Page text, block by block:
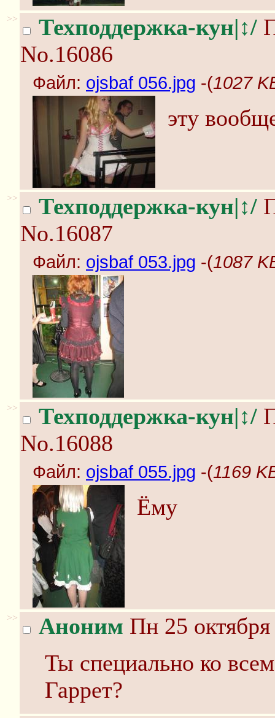
>> Техподдержка-кун|↕/
No.16086
Файл: ojsbaf 056.jpg -(1027
эту
>> Техподдержка-кун|↕/
No.16087
Файл: ojsbaf 053.jpg -(1087
>> Техподдержка-кун|↕/
No.16088
Файл: ojsbaf 055.jpg -(1169
Ёму
>> Аноним Пн 25
Ты специально ко
Гаррет?